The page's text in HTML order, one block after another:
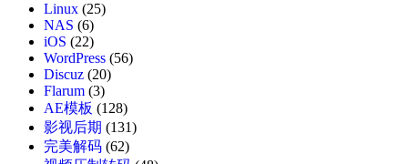
Linux (25)
NAS (6)
iOS (22)
WordPress (56)
Discuz (20)
Flarum (3)
AE模板 (128)
影视后期 (131)
完美解码 (62)